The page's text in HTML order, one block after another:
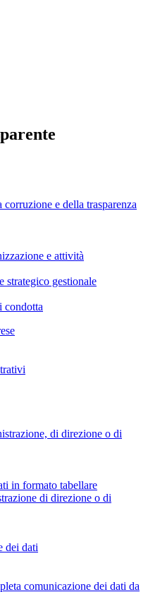
e della trasparenza
e attività
strategico gestionale
condotta
di direzione o di
in formato tabellare
di direzione o di
dei dati
comunicazione dei dati da